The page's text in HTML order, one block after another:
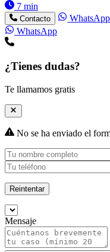
7 min
Contacto
WhatsApp
WhatsApp
¿Tienes dudas?
Te llamamos gratis
No se ha enviado el
Reintentar
Mensaje